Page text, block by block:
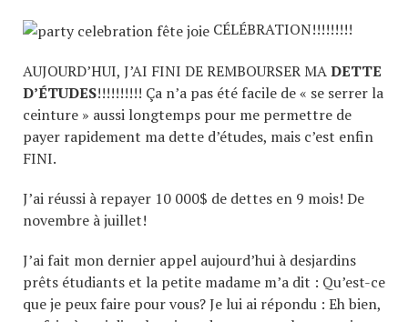
CÉLÉBRATION!!!!!!!!!
AUJOURD’HUI, J’AI FINI DE REMBOURSER MADETTE
D’ÉTUDES!!!!!!!!!! Ça n’a pas été facile de « se serrer la
ceinture » aussi longtemps pour me permettre de
payer rapidement ma dette d’études, mais c’est enfin
FINI.
J’ai réussi à repayer 10 000$ de dettes en 9 mois! De
novembre à juillet!
J’ai fait mon dernier appel aujourd’hui à desjardins
prêts étudiants et la petite madame m’a dit : Qu’est-ce
que je peux faire pour vous? Je lui ai répondu : Eh bien,